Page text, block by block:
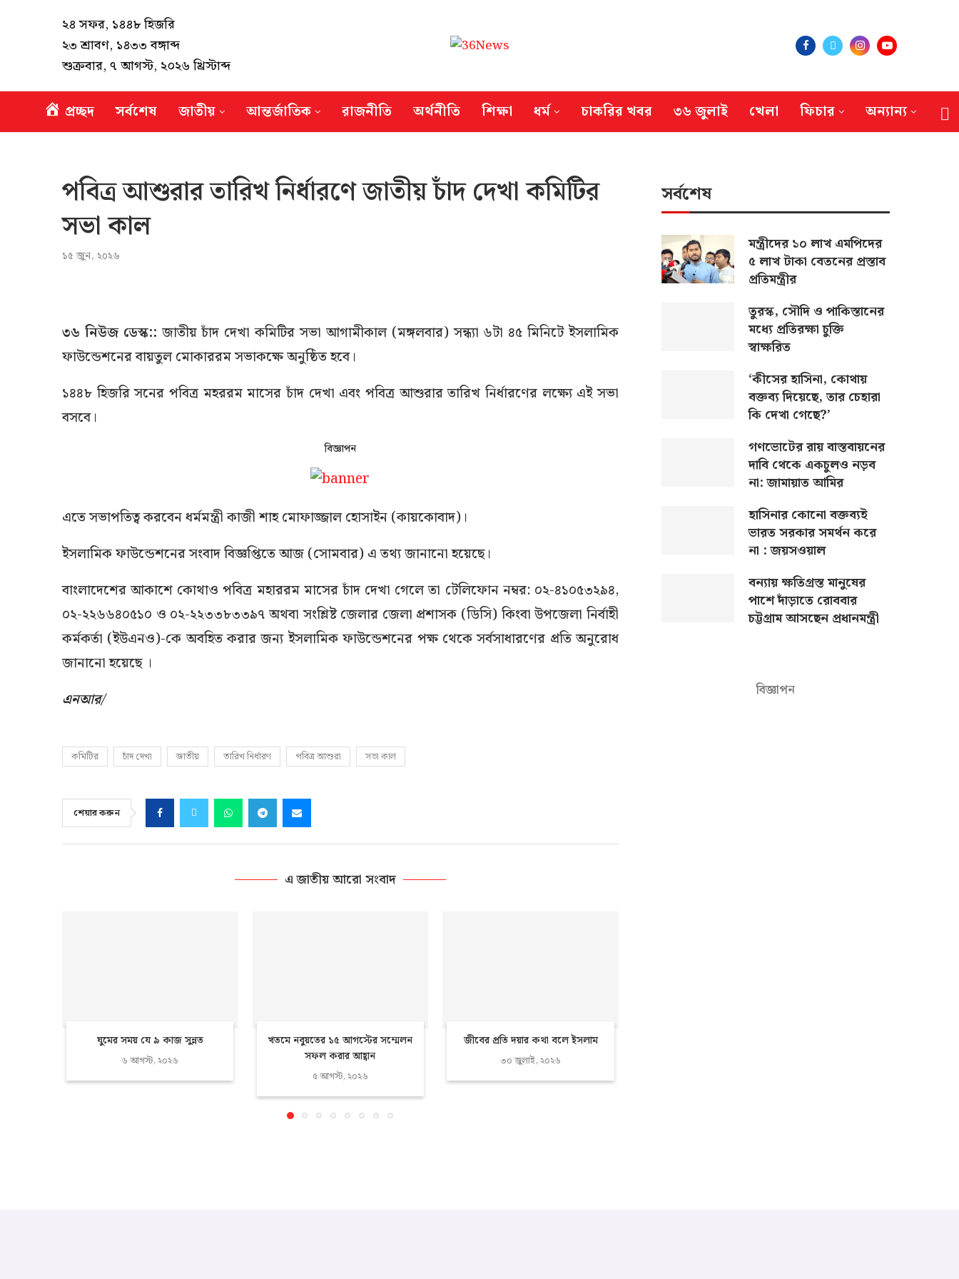
২৪ সফর, ১৪৪৮ হিজরি
২৩ শ্রাবণ, ১৪৩৩ বঙ্গাব্দ
শুক্রবার, ৭ আগস্ট, ২০২৬ খ্রিস্টাব্দ
প্রচ্ছদ সর্বশেষ জাতীয় আন্তর্জাতিক রাজনীতি অর্থনীতি শিক্ষা ধর্ম চাকরির খবর ৩৬ জুলাই খেলা ফিচার অন্যান্য
পবিত্র আশুরার তারিখ নির্ধারণে জাতীয় চাঁদ দেখা কমিটির
সভা কাল
১৫ জুন, ২০২৬
৩৬ নিউজ ডেস্ক:: জাতীয় চাঁদ দেখা কমিটির সভা আগামীকাল (মঙ্গলবার) সন্ধ্যা ৬টা ৪৫ মিনিটে ইসলামিক
ফাউন্ডেশনের বায়তুল মোকাররম সভাকক্ষে অনুষ্ঠিত হবে।
১৪৪৮ হিজরি সনের পবিত্র মহররম মাসের চাঁদ দেখা এবং পবিত্র আশুরার তারিখ নির্ধারণের লক্ষ্যে এই সভা
বসবে।
বিজ্ঞাপন
এতে সভাপতিত্ব করবেন ধর্মমন্ত্রী কাজী শাহ মোফাজ্জাল হোসাইন (কায়কোবাদ)।
ইসলামিক ফাউন্ডেশনের সংবাদ বিজ্ঞপ্তিতে আজ (সোমবার) এ তথ্য জানানো হয়েছে।
বাংলাদেশের আকাশে কোথাও পবিত্র মহাররম মাসের চাঁদ দেখা গেলে তা টেলিফোন নম্বর: ০২-৪১০৫৩২৯৪,
০২-২২৬৬৪০৫১০ ও ০২-২২৩৩৮৩৩৯৭ অথবা সংশ্লিষ্ট জেলার জেলা প্রশাসক (ডিসি) কিংবা উপজেলা নির্বাহী
কর্মকর্তা (ইউএনও)-কে অবহিত করার জন্য ইসলামিক ফাউন্ডেশনের পক্ষ থেকে সর্বসাধারণের প্রতি অনুরোধ
জানানো হয়েছে ।
এনআর/
কমিটির চাঁদ দেখা জাতীয় তারিখ নির্ধারণ পবিত্র আশুরা সভা কাল
শেয়ার করুন
এ জাতীয় আরো সংবাদ
ঘুমের সময় যে ৯ কাজ সুন্নত
৬ আগস্ট, ২০২৬
খতমে নবুয়তের ১৫ আগস্টের সম্মেলন
সফল করার আহ্বান
৫ আগস্ট, ২০২৬
জীবের প্রতি দয়ার কথা বলে ইসলাম
৩০ জুলাই, ২০২৬
সর্বশেষ
মন্ত্রীদের ১০ লাখ এমপিদের
৫ লাখ টাকা বেতনের প্রস্তাব
প্রতিমন্ত্রীর
তুরস্ক, সৌদি ও পাকিস্তানের
মধ্যে প্রতিরক্ষা চুক্তি
স্বাক্ষরিত
‘কীসের হাসিনা, কোথায়
বক্তব্য দিয়েছে, তার চেহারা
কি দেখা গেছে?’
গণভোটের রায় বাস্তবায়নের
দাবি থেকে একচুলও নড়ব
না: জামায়াত আমির
হাসিনার কোনো বক্তব্যই
ভারত সরকার সমর্থন করে
না : জয়সওয়াল
বন্যায় ক্ষতিগ্রস্ত মানুষের
পাশে দাঁড়াতে রোববার
চট্টগ্রাম আসছেন প্রধানমন্ত্রী
বিজ্ঞাপন